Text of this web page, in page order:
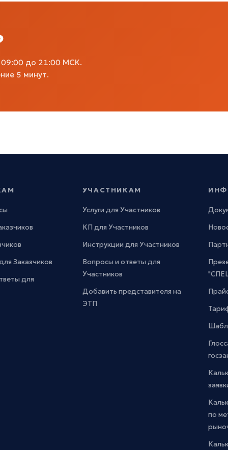
09:00 до 21:00 МСК.
5 минут.
Заказчиков
для
УЧАСТНИКАМ
Услуги для Участников
КП для Участников
Инструкции для Участников
Вопросы и ответы для
Участников
Добавить представителя на
ЭТП
по